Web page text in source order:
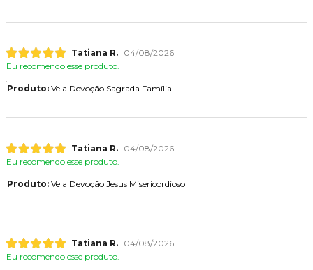
Tatiana R.
04/08/2026
Eu recomendo esse produto.
Produto:Vela Devoção Sagrada Família
Tatiana R.
04/08/2026
Eu recomendo esse produto.
Produto:Vela Devoção Jesus Misericordioso
Tatiana R.
04/08/2026
Eu recomendo esse produto.